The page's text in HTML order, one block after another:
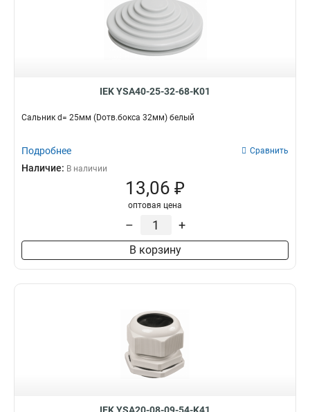
IEK YSA40-25-32-68-K01
Сальник d= 25мм (Dотв.бокса 32мм) белый
Подробнее Сравнить
Наличие: В наличии
13,06 ₽
оптовая цена
– +
В корзину